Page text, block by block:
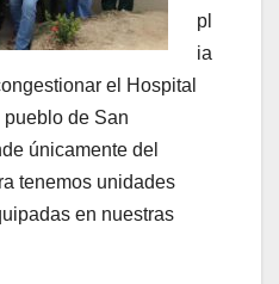
pl
ia
el Hospital
pueblo de San
únicamente del
tenemos unidades
en nuestras